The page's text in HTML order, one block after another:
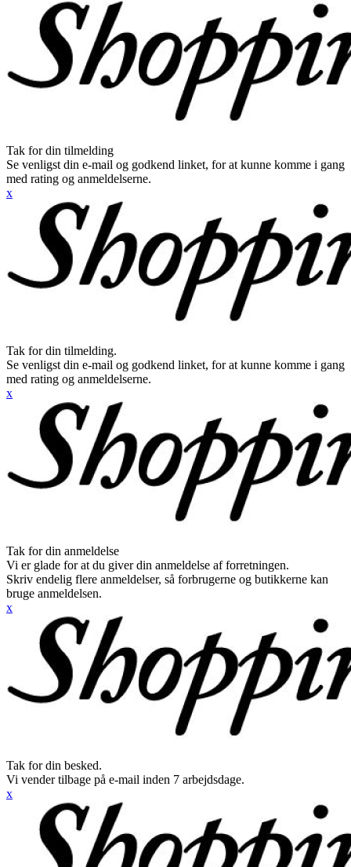
Tak for din tilmelding
Se venligst din e-mail og godkend linket, for at kunne komme i gang
med rating og anmeldelserne.
x
Tak for din tilmelding.
Se venligst din e-mail og godkend linket, for at kunne komme i gang
med rating og anmeldelserne.
x
Tak for din anmeldelse
Vi er glade for at du giver din anmeldelse af forretningen.
Skriv endelig flere anmeldelser, så forbrugerne og butikkerne kan
bruge anmeldelsen.
x
Tak for din besked.
Vi vender tilbage på e-mail inden 7 arbejdsdage.
x